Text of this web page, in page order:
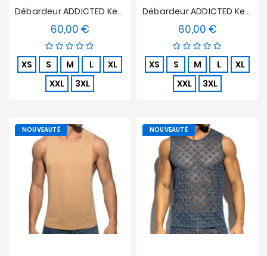
Débardeur ADDICTED Keep Partying - Violet
60,00 €Prix
XS S M L
XL
XXL
3XL
Débardeur ADDICTED Keep Partying - Noir
60,00 €Prix
XS S M L
XL
XXL
3XL
NOUVEAUTÉ NOUVEAUTÉ